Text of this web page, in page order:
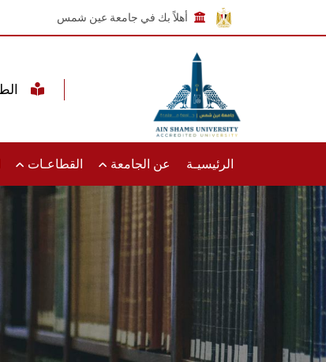
أهلاً بك في جامعة عين شمس
الرئيسيـة عن الجامعة القطاعـات